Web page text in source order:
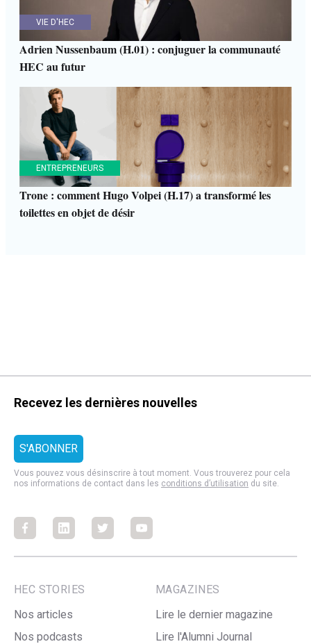
VIE D'HEC
Adrien Nussenbaum (H.01) : conjuguer la communauté
HEC au futur
ENTREPRENEURS
Trone : comment Hugo Volpei (H.17) a transformé les
toilettes en objet de désir
Recevez les dernières nouvelles
Vous pouvez vous désinscrire à tout moment. Vous trouverez pour cela
nos informations de contact dans les conditions d’utilisation du site.
FacebookFacebookFacebookFacebook
HEC STORIES
Nos articles
Nos podcasts
MAGAZINES
Lire le dernier magazine
Lire l'Alumni Journal